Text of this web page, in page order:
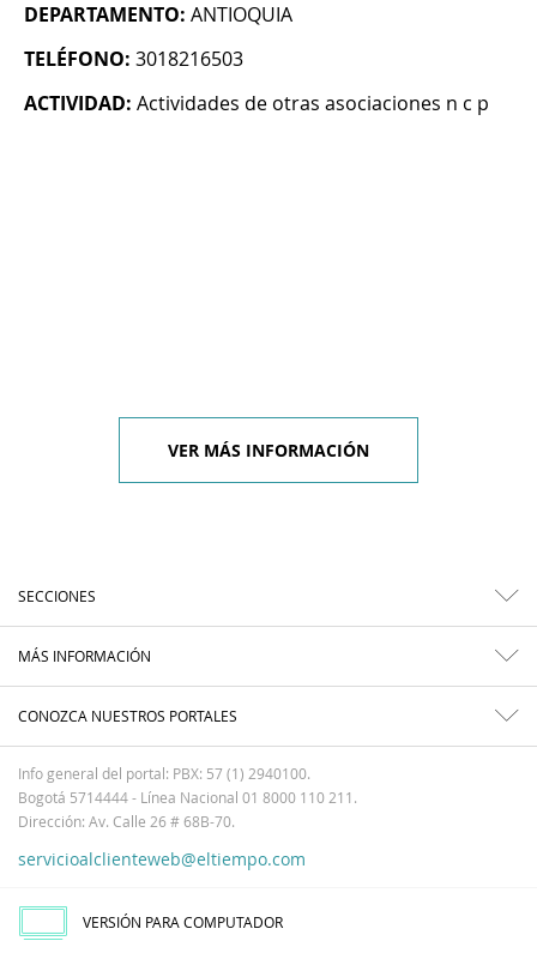
DEPARTAMENTO: ANTIOQUIA
TELÉFONO: 3018216503
ACTIVIDAD: Actividades de otras asociaciones n c p
VER MÁS INFORMACIÓN
SECCIONES
MÁS INFORMACIÓN
CONOZCA NUESTROS PORTALES
Info general del portal: PBX: 57 (1) 2940100.
Bogotá 5714444 - Línea Nacional 01 8000 110 211.
Dirección: Av. Calle 26 # 68B-70.
servicioalclienteweb@eltiempo.com
VERSIÓN PARA COMPUTADOR